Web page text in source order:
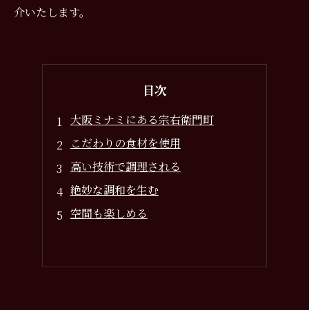
介いたします。
目次
大阪ミナミにある宗右衛門町
こだわりの食材を使用
高い技術で調理される
絶妙な調和を生む
空間も楽しめる